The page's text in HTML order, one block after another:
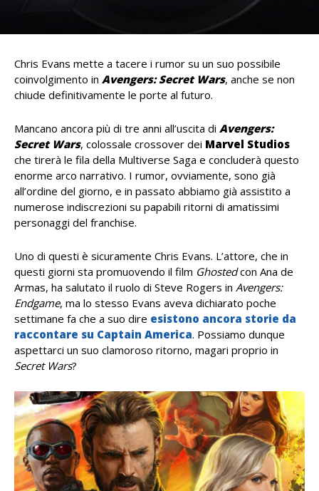
Chris Evans mette a tacere i rumor su un suo possibile
coinvolgimento in Avengers: Secret Wars, anche se non
chiude definitivamente le porte al futuro.
Mancano ancora più di tre anni all’uscita di Avengers:
Secret Wars, colossale crossover dei Marvel Studios
che tirerà le fila della Multiverse Saga e concluderà questo
enorme arco narrativo. I rumor, ovviamente, sono già
all’ordine del giorno, e in passato abbiamo già assistito a
numerose indiscrezioni su papabili ritorni di amatissimi
personaggi del franchise.
Uno di questi è sicuramente Chris Evans. L’attore, che in
questi giorni sta promuovendo il film Ghostedcon Ana de
Armas, ha salutato il ruolo di Steve Rogers in Avengers:
Endgame, ma lo stesso Evans aveva dichiarato poche
settimane fa che a suo dire esistono ancora storie da
raccontare su Captain America. Possiamo dunque
aspettarci un suo clamoroso ritorno, magari proprio in
Secret Wars?